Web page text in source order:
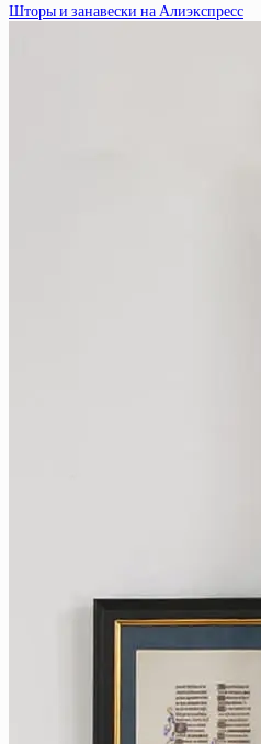
Шторы и занавески на Алиэкспресс